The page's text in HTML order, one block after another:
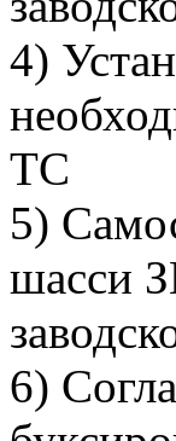
4)
ТС
5)
шасси
6)